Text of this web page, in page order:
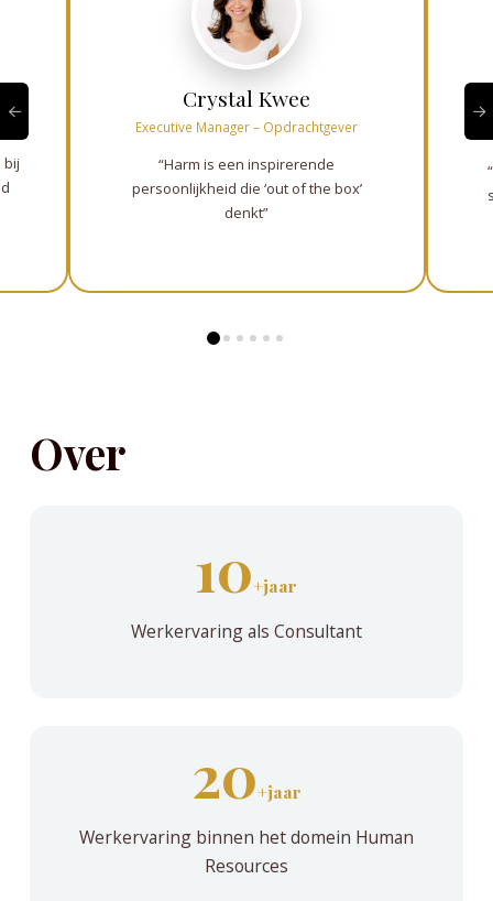
bij
Crystal Kwee
Executive Manager – Opdrachtgever
“Harm is een inspirerende
persoonlijkheid die ‘out of the box’
denkt”
0 1 2 3 4 5
Over
10+jaar
Werkervaring als Consultant
20+jaar
Werkervaring binnen het domein Human
Resources